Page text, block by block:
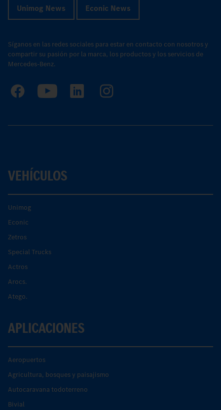
Unimog News Econic News
Síganos en las redes sociales para estar en contacto con nosotros y
compartir su pasión por la marca, los productos y los servicios de
Mercedes-Benz.
VEHÍCULOS
Unimog
Econic
Zetros
Special Trucks
Actros
Arocs.
Atego.
APLICACIONES
Aeropuertos
Agricultura, bosques y paisajismo
Autocaravana todoterreno
Bivial